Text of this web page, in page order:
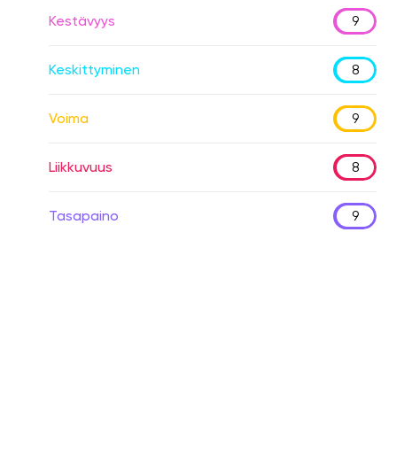
Kestävyys 9
Keskittyminen 8
Voima 9
Liikkuvuus 8
Tasapaino 9